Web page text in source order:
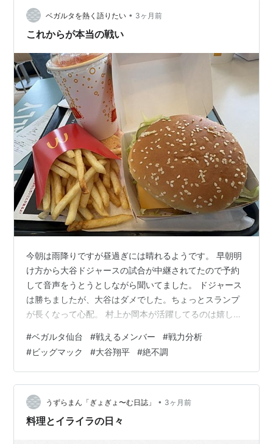
レオかなと思ってるんですが、今回のキャンペーンに合
わせて グランドフライとグランドコークが投入され…
ベガルタを熱く語りたい • 3ヶ月前
これからが本当の戦い
今朝は雨降りですが昼過ぎには晴れるようです。 早朝明
け方から大谷ドジャースの試合が中継されてたので予約
して音声をうとうとしながら聞いてました。 ドジャース
は勝ちましたが、大谷はダメでした。ちょっとスランプ
が長くなって心配。 村上か岡本が活躍してるのは嬉しい
す。 昨日は、午後に古川ジョイでボディジャム45分やっ
てきました。午前中大崎市内についてマックでランチ。
たまにしか行かないので毎回これ、ビッグマックセット
です。 ジャムは前半新曲115番、後半102番でした。 楽
しく汗かけました。 終わってから仙台港のアウトレット
のアディダスショップで買い物。…
#ベガルタ仙台 #戦えるメンバー #戦力分析
#ビッグマック #大谷翔平 #絶不調
うずらまん「ぎょぎょ〜む日誌」 • 3ヶ月前
料理とイライラの日々